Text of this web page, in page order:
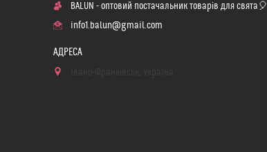
BALUN - оптовий постачальник товарів для свята🎈
info1.balun@gmail.com